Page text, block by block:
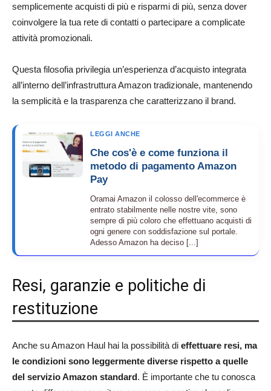
semplicemente acquisti di più e risparmi di più, senza dover
coinvolgere la tua rete di contatti o partecipare a complicate
attività promozionali.
Questa filosofia privilegia un’esperienza d’acquisto integrata
all’interno dell’infrastruttura Amazon tradizionale, mantenendo
la semplicità e la trasparenza che caratterizzano il brand.
LEGGI ANCHE
Che cos'è e come funziona il
metodo di pagamento Amazon
Pay
Oramai Amazon il colosso dell'ecommerce è
entrato stabilmente nelle nostre vite, sono
sempre di più coloro che effettuano acquisti di
ogni genere con soddisfazione sul portale.
Adesso Amazon ha deciso [...]
Resi, garanzie e politiche di
restituzione
Anche su Amazon Haul hai la possibilità di effettuare resi, ma
le condizioni sono leggermente diverse rispetto a quelle
del servizio Amazon standard. È importante che tu conosca